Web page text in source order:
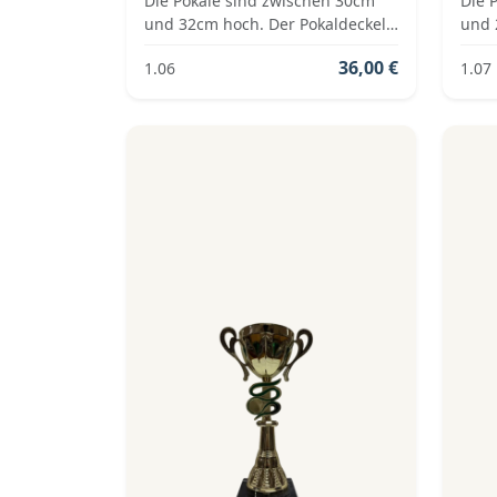
und 32cm hoch. Der Pokaldeckel
Farben der Pokalserie sind: Silber,
1.06 36,00 €
und
1.07